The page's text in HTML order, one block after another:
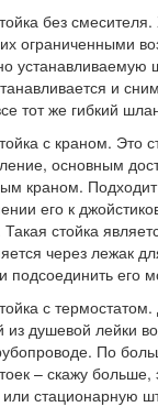
без
ограниченными
и
тот же гибкий
с краном. Это
основным
краном.
его к
стойка
через лежак
подсоединить его
с
из душевой лейки
По
– скажу больше,
стационарную